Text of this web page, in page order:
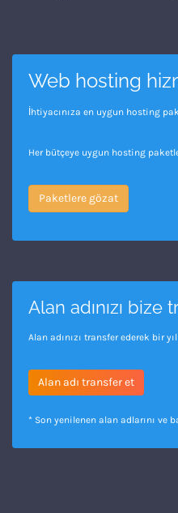
Web hosting
İhtiyacınıza en uygun hosting
Her bütçeye uygun hosting
Paketlere gözat
Alan adınızı bize
Alan adınızı transfer ederek bir
Alan adı transfer et
* Son yenilenen alan adlarını ve